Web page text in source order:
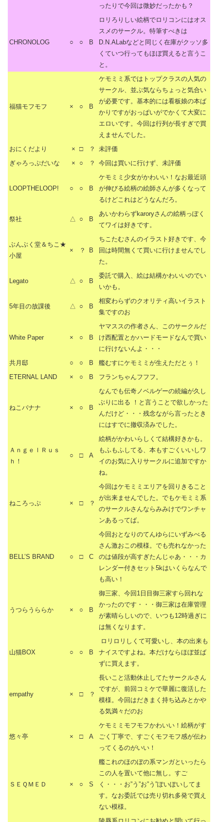
ったりで今回は微妙だったかも？
CHRONOLOG ○ ○ B
ロリろりしい絵柄でロリコンにはオス
スメのサークル。特筆すべきは
D.N.ALabなどと同じく在庫がクッソ多
くていつ行ってもほぼ買えると言うこ
と。
福猫モフモフ × ○ B
ケモミミ系ではトップクラスの人気の
サークル、並ぶ気ならちょっと気合い
が必要です。基本的には看板娘の本ば
かりですがおっぱいがでかくて大変に
エロいです。今回は行列が長すぎで買
えませんでした。
おにくだより
× □ ？
未評価
ぎゃろっぷだいな
× ○ ？ 今回は買いに行けず、未評価
LOOPTHELOOP! ○ ○ B
ケモミミ少女がかわいい！なお最近頭
が伸びる絵柄の絵師さんが多くなって
るけどこれはどうなんだろ。
祭社 △ ○ B
あいかわらずkaroryさんの絵柄っぽく
てワイは好きです。
ぶんぶく堂＆ちこ★
小屋
× ？ B
ちこたむさんのイラスト好きです、今
回は時間無くて買いに行けませんでし
た。
Legato △ ○ B
委託で購入、絵は結構かわいいのでい
いかも。
5年目の放課後 △ ○ B
相変わらずのクオリティ高いイラスト
集ですのお
White Paper × ○ B
ヤマススの作者さん、このサークルだ
け西配置とかハードモードなんで買い
に行けないんよ・・・
共月邸
○ ○ B
艦むすにケモミミが生えただとぅ！
ETERNAL LAND
× ○ B フランちゃんフフフ。
ねこバナナ × ○ B
なんでも伝奇ノベルゲーの続編が久し
ぶりに出る ！と言うことで欲しかった
んだけど・・・残念ながら言ったとき
にはすでに撤収済みでした。
ＡｎｇｅｌＲｕｓ
ｈ！
○ □ A
絵柄がかわいらしくて結構好きかも。
もふもふしてる、本もすごくいいしワ
イのお気に入りサークルに追加ですか
ね。
ねころっぷ × □ ？
今回はケモミミエリアを回りきること
が出来ませんでした。でもケモミミ系
のサークルさんならみみけでワンチャ
ンあるってば。
BELL’S BRAND ○ □ C
今回おとなりのてんゆらにいずみべる
さん激おこの模様。でも売れなかった
のは値段が高すぎたんじゃあ・・・カ
レンダー付きセット5kはいくらなんで
も高い！
うつらうららか × ○ B
御三家、今回1日目御三家すら回れな
かったのです・・・御三家は在庫管理
が素晴らしいので、いつも12時過ぎに
は無くなります。
山猫BOX ○ ○ B
ロリロリしくて可愛いし、本の出来も
ナイスですよね。本だけならほぼ並ば
ずに買えます。
empathy × □ ？
長いこと活動休止してたサークルさん
ですが、前回コミケで華麗に復活した
模様。今回はだきまく持ち込みとかや
る気満々だのお
悠々亭 × □ A
ケモミミモフモフかわいい！絵柄がす
ごく丁寧で、すごくモフモフ感が伝わ
ってくるのがいい！
ＳＥＱＭＥＤ × ○ S
艦これのほのぼの系マンガといったら
この人を置いて他に無し。すご
く・・・お”う”お”う”ぽいぽいしてま
す。なお委託では売り切れ多発で買え
ない模様。